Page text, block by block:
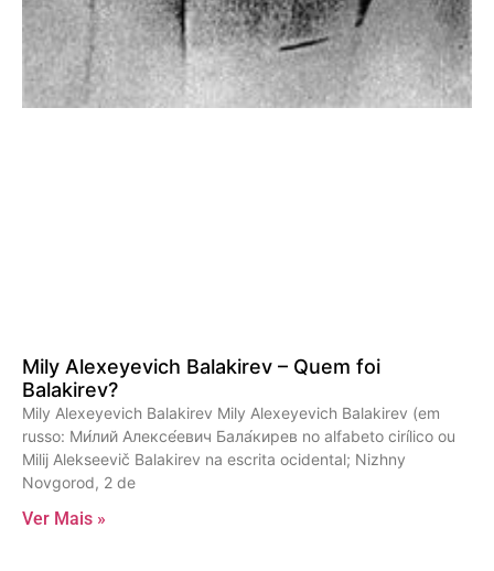
Mily Alexeyevich Balakirev – Quem foi
Balakirev?
Mily Alexeyevich Balakirev Mily Alexeyevich Balakirev (em
russo: Ми́лий Алексе́евич Бала́кирев no alfabeto cirílico ou
Milij Alekseevič Balakirev na escrita ocidental; Nizhny
Novgorod, 2 de
Ver Mais »